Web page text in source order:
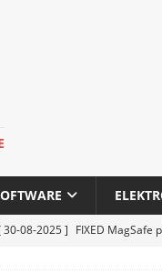
30-08-2025 ] FIXED MagSafe